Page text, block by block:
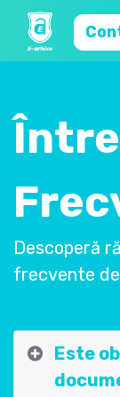
Descoperă
frecvente
Este